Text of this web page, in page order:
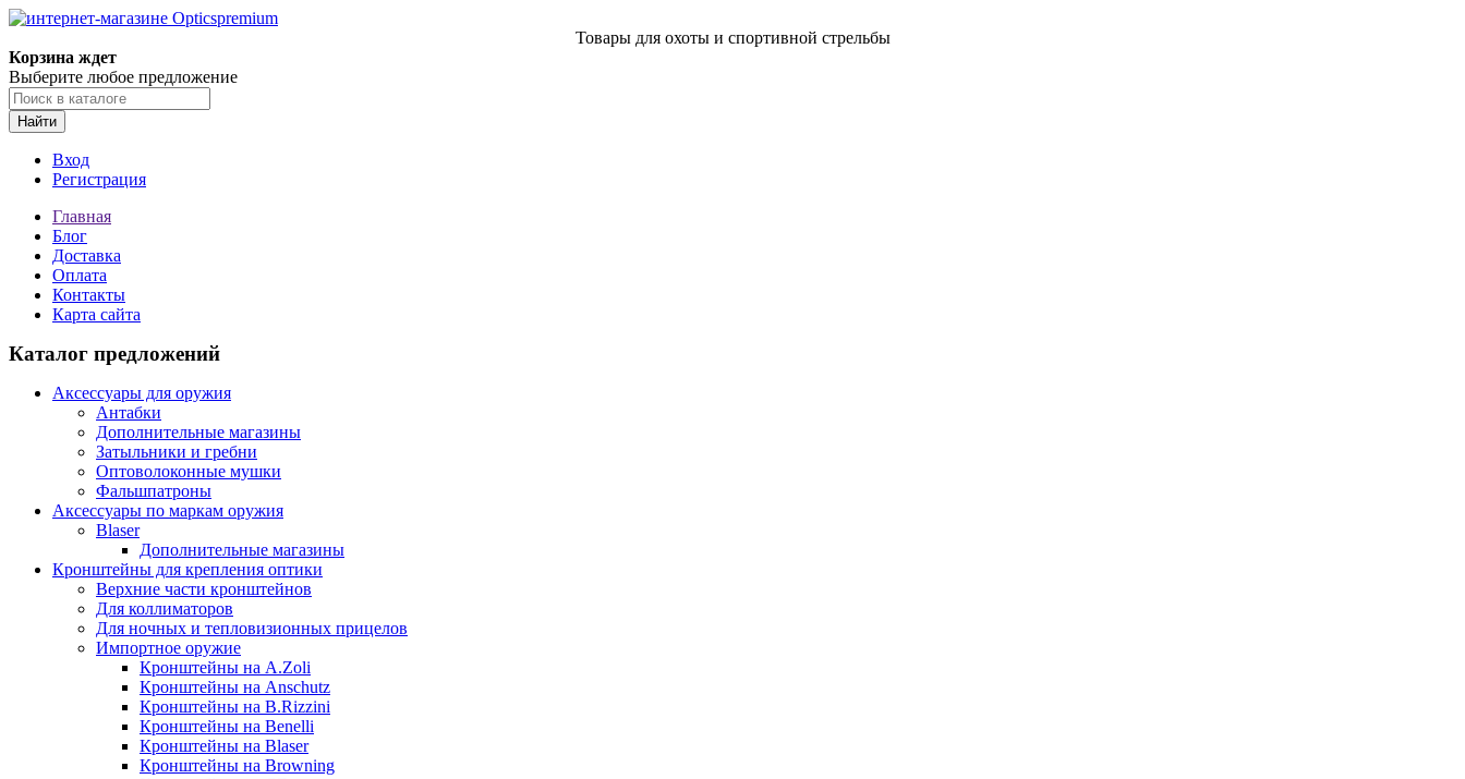
Товары для охоты и спортивной стрельбы
Корзина ждет
Выберите любое предложение
Найти
Вход
Регистрация
Главная
Блог
Доставка
Оплата
Контакты
Карта сайта
Каталог предложений
Аксессуары для оружия
Антабки
Дополнительные магазины
Затыльники и гребни
Оптоволоконные мушки
Фальшпатроны
Аксессуары по маркам оружия
Blaser
Дополнительные магазины
Кронштейны для крепления оптики
Верхние части кронштейнов
Для коллиматоров
Для ночных и тепловизионных прицелов
Импортное оружие
Кронштейны на A.Zoli
Кронштейны на Anschutz
Кронштейны на B.Rizzini
Кронштейны на Benelli
Кронштейны на Blaser
Кронштейны на Browning